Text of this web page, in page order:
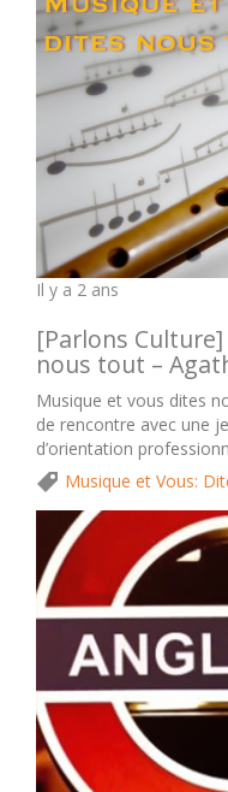
Il y a 2 ans
[Parlons
nous tout –
Musique et vous dites
de rencontre avec une
d’orientation
Musique et Vous: